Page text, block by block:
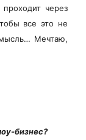
через
все это не
мысль… Мечтаю,
бизнес?